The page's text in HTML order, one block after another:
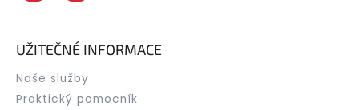
UŽITEČNÉ INFORMACE
Naše služby
Praktický pomocník